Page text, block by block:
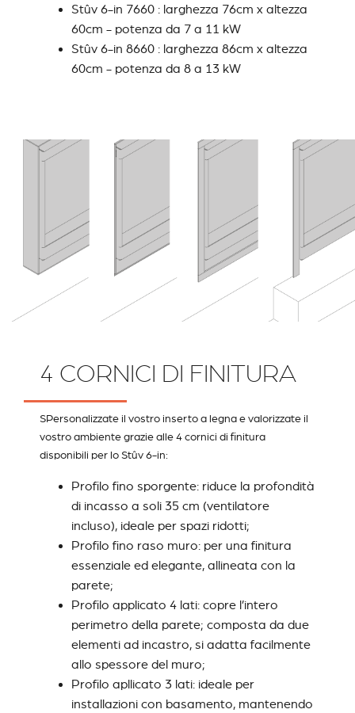
Stûv 6-in 7660 : larghezza 76cm x altezza
60cm - potenza da 7 a 11 kW
Stûv 6-in 8660 : larghezza 86cm x altezza
60cm - potenza da 8 a 13 kW
4 CORNICI DI FINITURA
SPersonalizzate il vostro inserto a legna e valorizzate il
vostro ambiente grazie alle 4 cornici di finitura
disponibili per lo Stûv 6-in:
Profilo fino sporgente: riduce la profondità
di incasso a soli 35 cm (ventilatore
incluso), ideale per spazi ridotti;
Profilo fino raso muro: per una finitura
essenziale ed elegante, allineata con la
parete;
Profilo applicato 4 lati: copre l’intero
perimetro della parete; composta da due
elementi ad incastro, si adatta facilmente
allo spessore del muro;
Profilo apllicato 3 lati: ideale per
installazioni con basamento, mantenendo